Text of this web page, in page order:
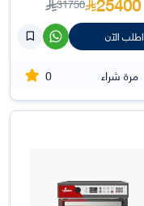
اطلب الآن
مرة شراء 0